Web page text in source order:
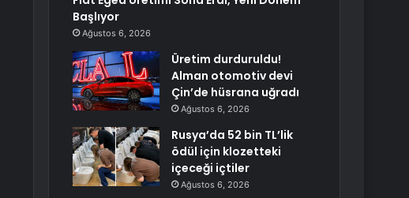
Başlıyor
Ağustos 6, 2026
Üretim durduruldu!
Alman otomotiv devi
Çin’de hüsrana uğradı
Ağustos 6, 2026
Rusya’da 52 bin TL’lik
ödül için klozetteki
içeceği içtiler
Ağustos 6, 2026